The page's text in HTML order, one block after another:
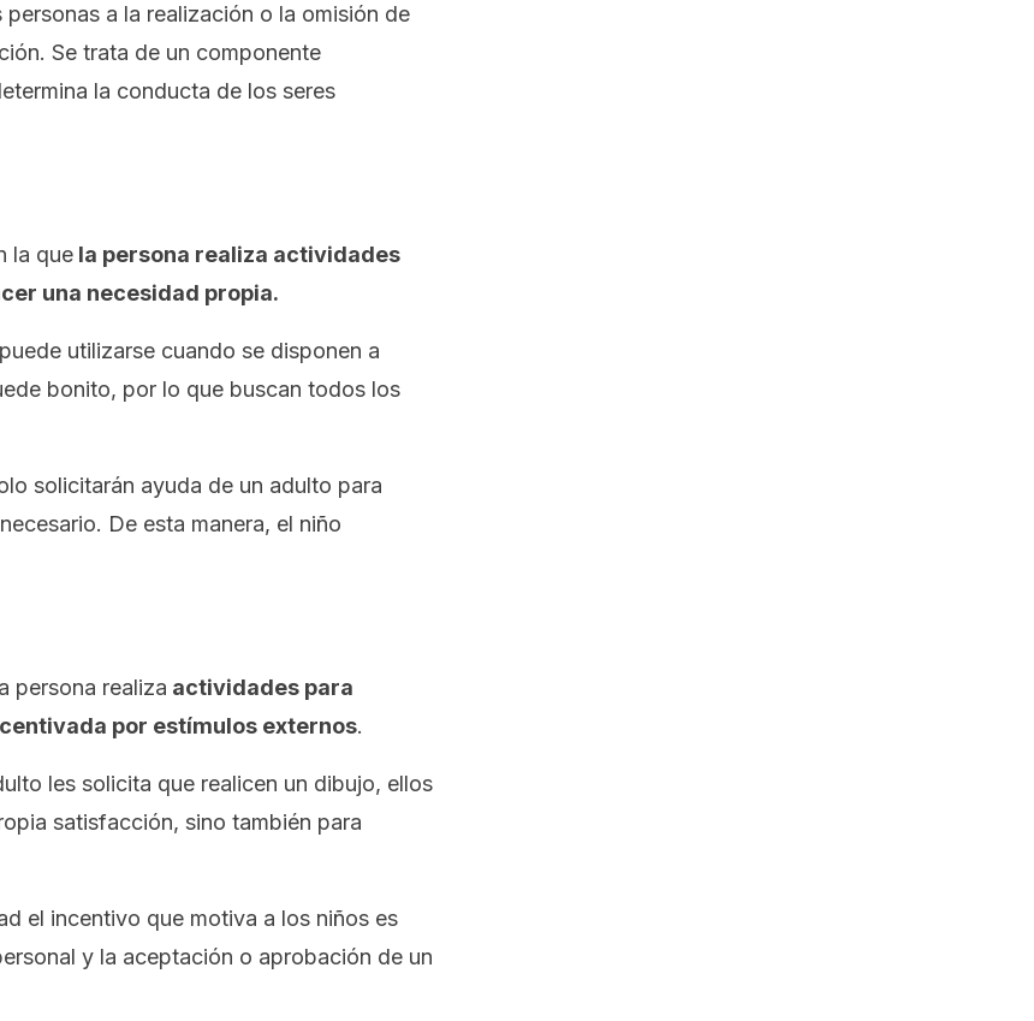
a la realización o la omisión de
Se trata de un componente
la conducta de los seres
la que la persona realiza actividades
una necesidad propia.
utilizarse cuando se disponen a
bonito, por lo que buscan todos los
solicitarán ayuda de un adulto para
De esta manera, el niño
persona realiza actividades para
por estímulos externos.
les solicita que realicen un dibujo, ellos
satisfacción, sino también para
el incentivo que motiva a los niños es
y la aceptación o aprobación de un